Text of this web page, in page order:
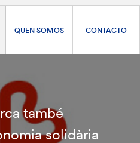
QUEN SOMOS CONTACTO
també
solidària